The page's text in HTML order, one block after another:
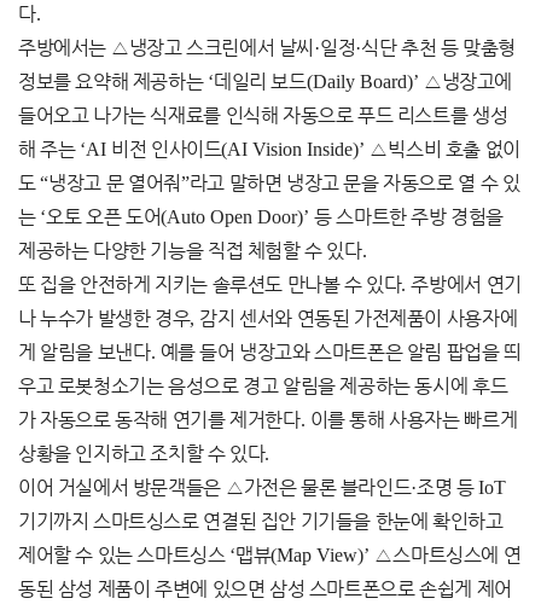
다.
주방에서는 △냉장고 스크린에서 날씨 ·일정·식단 추천 등 맞춤형
정보를 요약해 제공하는 ‘데일리 보드(Daily Board)’ △냉장고에
들어오고 나가는 식재료를 인식해 자동으로 푸드 리스트를 생성
해 주는 ‘AI 비전 인사이드(AI Vision Inside)’ △빅스비 호출 없이
도“냉장고 문 열어줘”라고 말하면 냉장고 문을 자동으로 열 수 있
는 ‘오토 오픈 도어(Auto Open Door)’등 스마트한 주방 경험을
제공하는 다양한 기능을 직접 체험할 수 있다.
또 집을 안전하게 지키는 솔루션도 만나볼 수 있다.주방에서 연기
나 누수가 발생한 경우, 감지 센서와 연동된 가전제품이 사용자에
게 알림을 보낸다. 예를 들어 냉장고와 스마트폰은 알림 팝업을 띄
우고 로봇청소기는 음성으로 경고 알림을 제공하는 동시에 후드
가 자동으로 동작해 연기를 제거한다. 이를 통해 사용자는 빠르게
상황을 인지하고 조치할 수 있다.
이어 거실에서 방문객들은 △가전은 물론 블라인드·조명 등IoT
기기까지 스마트싱스로 연결된 집안 기기들을 한눈에 확인하고
제어할 수 있는 스마트싱스 ‘맵뷰(Map View)’ △스마트싱스에 연
동된 삼성 제품이 주변에 있으면 삼성 스마트폰으로 손쉽게 제어